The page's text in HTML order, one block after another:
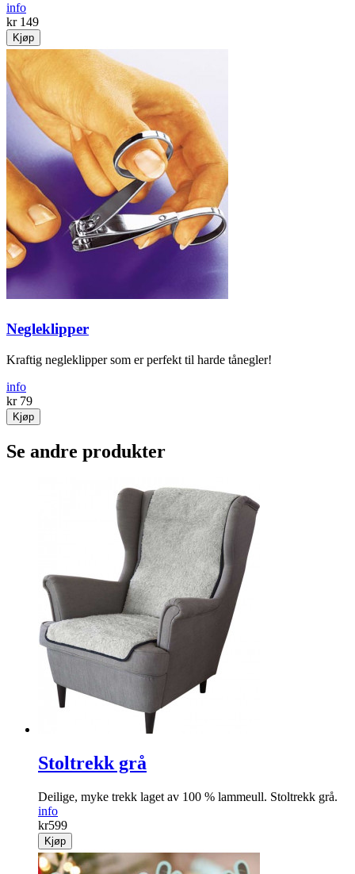
info
kr 149
Kjøp
Negleklipper
Kraftig negleklipper som er perfekt til harde tånegler!
info
kr 79
Kjøp
Se andre produkter
Stoltrekk grå
Deilige, myke trekk laget av 100 % lammeull. Stoltrekk grå.
info
kr599
Kjøp